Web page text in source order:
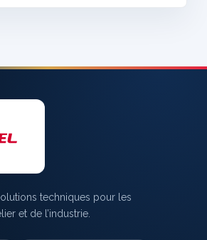
techniques pour les
et de l’industrie.